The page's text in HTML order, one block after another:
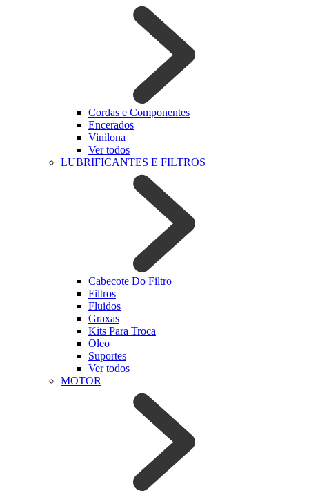
Cordas e Componentes
Encerados
Vinilona
Ver todos
LUBRIFICANTES E FILTROS
Cabecote Do Filtro
Filtros
Fluidos
Graxas
Kits Para Troca
Oleo
Suportes
Ver todos
MOTOR